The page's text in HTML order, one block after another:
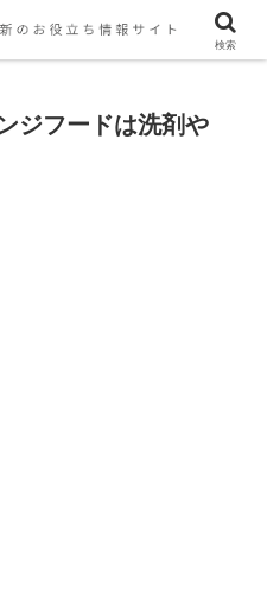
役立つ情報をご紹介します
ジフードは洗剤や
検索